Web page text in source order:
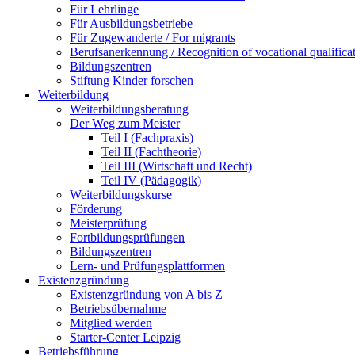
Für Lehrlinge
Für Ausbildungsbetriebe
Für Zugewanderte / For migrants
Berufsanerkennung / Recognition of vocational
Bildungszentren
Stiftung Kinder forschen
Weiterbildung
Weiterbildungsberatung
Der Weg zum Meister
Teil I (Fachpraxis)
Teil II (Fachtheorie)
Teil III (Wirtschaft und Recht)
Teil IV (Pädagogik)
Weiterbildungskurse
Förderung
Meisterprüfung
Fortbildungsprüfungen
Bildungszentren
Lern- und Prüfungsplattformen
Existenzgründung
Existenzgründung von A bis Z
Betriebsübernahme
Mitglied werden
Starter-Center Leipzig
Betriebsführung